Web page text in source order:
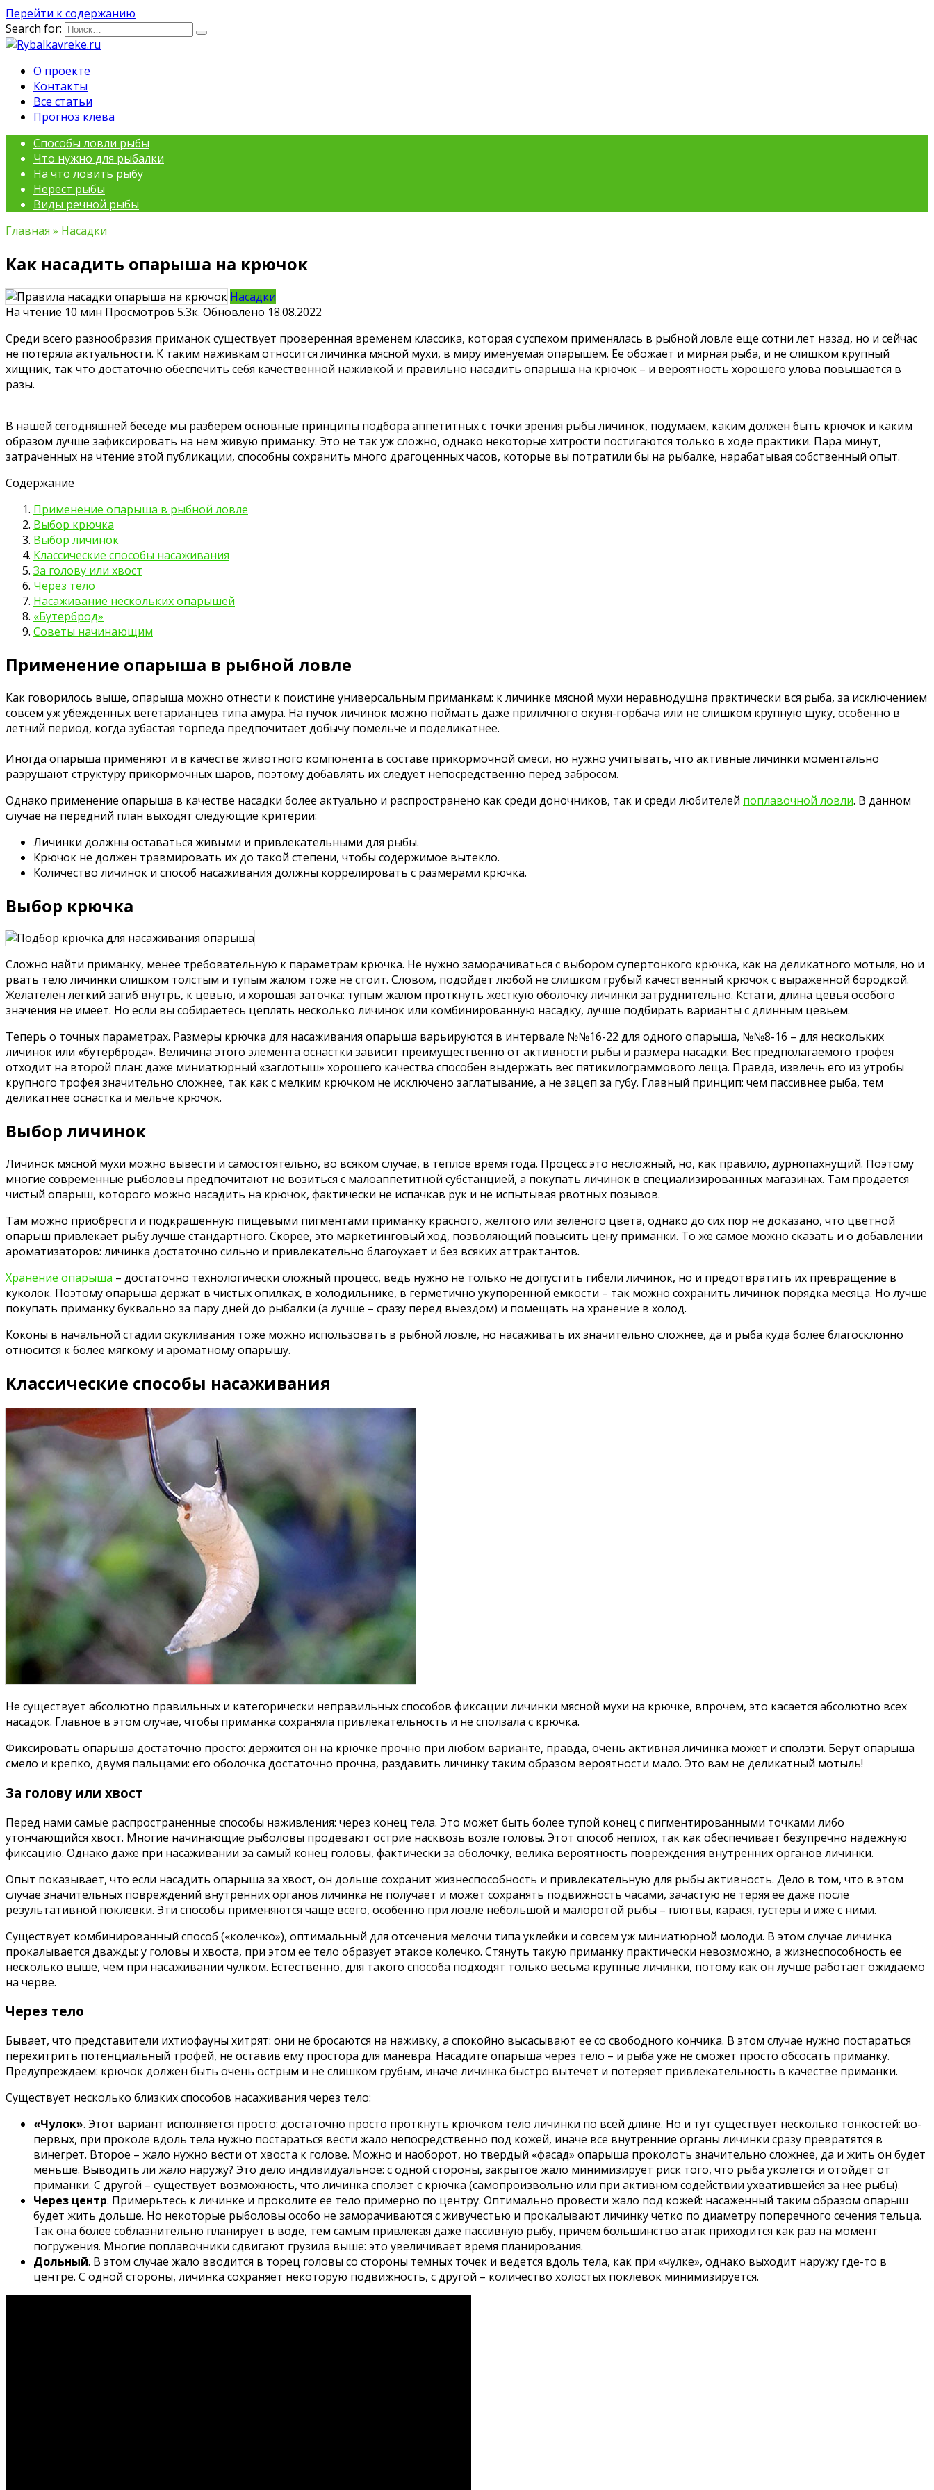
Перейти к содержанию
Search for:
О проекте
Контакты
Все статьи
Прогноз клева
Способы ловли рыбы
Что нужно для рыбалки
На что ловить рыбу
Нерест рыбы
Виды речной рыбы
Главная » Насадки
Как насадить опарыша на крючок
Насадки
На чтение 10 мин Просмотров 5.3к. Обновлено 18.08.2022
Среди всего разнообразия приманок существует проверенная временем классика, которая с успехом применялась в рыбной ловле еще сотни лет назад, но и сейчас
не потеряла актуальности. К таким наживкам относится личинка мясной мухи, в миру именуемая опарышем. Ее обожает и мирная рыба, и не слишком крупный
хищник, так что достаточно обеспечить себя качественной наживкой и правильно насадить опарыша на крючок – и вероятность хорошего улова повышается в
разы.
В нашей сегодняшней беседе мы разберем основные принципы подбора аппетитных с точки зрения рыбы личинок, подумаем, каким должен быть крючок и каким
образом лучше зафиксировать на нем живую приманку. Это не так уж сложно, однако некоторые хитрости постигаются только в ходе практики. Пара минут,
затраченных на чтение этой публикации, способны сохранить много драгоценных часов, которые вы потратили бы на рыбалке, нарабатывая собственный опыт.
Содержание
Применение опарыша в рыбной ловле
Выбор крючка
Выбор личинок
Классические способы насаживания
За голову или хвост
Через тело
Насаживание нескольких опарышей
«Бутерброд»
Советы начинающим
Применение опарыша в рыбной ловле
Как говорилось выше, опарыша можно отнести к поистине универсальным приманкам: к личинке мясной мухи неравнодушна практически вся рыба, за исключением
совсем уж убежденных вегетарианцев типа амура. На пучок личинок можно поймать даже приличного окуня-горбача или не слишком крупную щуку, особенно в
летний период, когда зубастая торпеда предпочитает добычу помельче и поделикатнее.
Иногда опарыша применяют и в качестве животного компонента в составе прикормочной смеси, но нужно учитывать, что активные личинки моментально
разрушают структуру прикормочных шаров, поэтому добавлять их следует непосредственно перед забросом.
Однако применение опарыша в качестве насадки более актуально и распространено как среди доночников, так и среди любителей поплавочной ловли. В данном
случае на передний план выходят следующие критерии:
Личинки должны оставаться живыми и привлекательными для рыбы.
Крючок не должен травмировать их до такой степени, чтобы содержимое вытекло.
Количество личинок и способ насаживания должны коррелировать с размерами крючка.
Выбор крючка
Сложно найти приманку, менее требовательную к параметрам крючка. Не нужно заморачиваться с выбором супертонкого крючка, как на деликатного мотыля, но и
рвать тело личинки слишком толстым и тупым жалом тоже не стоит. Словом, подойдет любой не слишком грубый качественный крючок с выраженной бородкой.
Желателен легкий загиб внутрь, к цевью, и хорошая заточка: тупым жалом проткнуть жесткую оболочку личинки затруднительно. Кстати, длина цевья особого
значения не имеет. Но если вы собираетесь цеплять несколько личинок или комбинированную насадку, лучше подбирать варианты с длинным цевьем.
Теперь о точных параметрах. Размеры крючка для насаживания опарыша варьируются в интервале №№16-22 для одного опарыша, №№8-16 – для нескольких
личинок или «бутерброда». Величина этого элемента оснастки зависит преимущественно от активности рыбы и размера насадки. Вес предполагаемого трофея
отходит на второй план: даже миниатюрный «заглотыш» хорошего качества способен выдержать вес пятикилограммового леща. Правда, извлечь его из утробы
крупного трофея значительно сложнее, так как с мелким крючком не исключено заглатывание, а не зацеп за губу. Главный принцип: чем пассивнее рыба, тем
деликатнее оснастка и мельче крючок.
Выбор личинок
Личинок мясной мухи можно вывести и самостоятельно, во всяком случае, в теплое время года. Процесс это несложный, но, как правило, дурнопахнущий. Поэтому
многие современные рыболовы предпочитают не возиться с малоаппетитной субстанцией, а покупать личинок в специализированных магазинах. Там продается
чистый опарыш, которого можно насадить на крючок, фактически не испачкав рук и не испытывая рвотных позывов.
Там можно приобрести и подкрашенную пищевыми пигментами приманку красного, желтого или зеленого цвета, однако до сих пор не доказано, что цветной
опарыш привлекает рыбу лучше стандартного. Скорее, это маркетинговый ход, позволяющий повысить цену приманки. То же самое можно сказать и о добавлении
ароматизаторов: личинка достаточно сильно и привлекательно благоухает и без всяких аттрактантов.
Хранение опарыша – достаточно технологически сложный процесс, ведь нужно не только не допустить гибели личинок, но и предотвратить их превращение в
куколок. Поэтому опарыша держат в чистых опилках, в холодильнике, в герметично укупоренной емкости – так можно сохранить личинок порядка месяца. Но лучше
покупать приманку буквально за пару дней до рыбалки (а лучше – сразу перед выездом) и помещать на хранение в холод.
Коконы в начальной стадии окукливания тоже можно использовать в рыбной ловле, но насаживать их значительно сложнее, да и рыба куда более благосклонно
относится к более мягкому и ароматному опарышу.
Классические способы насаживания
Не существует абсолютно правильных и категорически неправильных способов фиксации личинки мясной мухи на крючке, впрочем, это касается абсолютно всех
насадок. Главное в этом случае, чтобы приманка сохраняла привлекательность и не сползала с крючка.
Фиксировать опарыша достаточно просто: держится он на крючке прочно при любом варианте, правда, очень активная личинка может и сползти. Берут опарыша
смело и крепко, двумя пальцами: его оболочка достаточно прочна, раздавить личинку таким образом вероятности мало. Это вам не деликатный мотыль!
За голову или хвост
Перед нами самые распространенные способы наживления: через конец тела. Это может быть более тупой конец с пигментированными точками либо
утончающийся хвост. Многие начинающие рыболовы продевают острие насквозь возле головы. Этот способ неплох, так как обеспечивает безупречно надежную
фиксацию. Однако даже при насаживании за самый конец головы, фактически за оболочку, велика вероятность повреждения внутренних органов личинки.
Опыт показывает, что если насадить опарыша за хвост, он дольше сохранит жизнеспособность и привлекательную для рыбы активность. Дело в том, что в этом
случае значительных повреждений внутренних органов личинка не получает и может сохранять подвижность часами, зачастую не теряя ее даже после
результативной поклевки. Эти способы применяются чаще всего, особенно при ловле небольшой и малоротой рыбы – плотвы, карася, густеры и иже с ними.
Существует комбинированный способ («колечко»), оптимальный для отсечения мелочи типа уклейки и совсем уж миниатюрной молоди. В этом случае личинка
прокалывается дважды: у головы и хвоста, при этом ее тело образует этакое колечко. Стянуть такую приманку практически невозможно, а жизнеспособность ее
несколько выше, чем при насаживании чулком. Естественно, для такого способа подходят только весьма крупные личинки, потому как он лучше работает ожидаемо
на черве.
Через тело
Бывает, что представители ихтиофауны хитрят: они не бросаются на наживку, а спокойно высасывают ее со свободного кончика. В этом случае нужно постараться
перехитрить потенциальный трофей, не оставив ему простора для маневра. Насадите опарыша через тело – и рыба уже не сможет просто обсосать приманку.
Предупреждаем: крючок должен быть очень острым и не слишком грубым, иначе личинка быстро вытечет и потеряет привлекательность в качестве приманки.
Существует несколько близких способов насаживания через тело:
«Чулок». Этот вариант исполняется просто: достаточно просто проткнуть крючком тело личинки по всей длине. Но и тут существует несколько тонкостей: во-
первых, при проколе вдоль тела нужно постараться вести жало непосредственно под кожей, иначе все внутренние органы личинки сразу превратятся в
винегрет. Второе – жало нужно вести от хвоста к голове. Можно и наоборот, но твердый «фасад» опарыша проколоть значительно сложнее, да и жить он будет
меньше. Выводить ли жало наружу? Это дело индивидуальное: с одной стороны, закрытое жало минимизирует риск того, что рыба уколется и отойдет от
приманки. С другой – существует возможность, что личинка сползет с крючка (самопроизвольно или при активном содействии ухватившейся за нее рыбы).
Через центр. Примерьтесь к личинке и проколите ее тело примерно по центру. Оптимально провести жало под кожей: насаженный таким образом опарыш
будет жить дольше. Но некоторые рыболовы особо не заморачиваются с живучестью и прокалывают личинку четко по диаметру поперечного сечения тельца.
Так она более соблазнительно планирует в воде, тем самым привлекая даже пассивную рыбу, причем большинство атак приходится как раз на момент
погружения. Многие поплавочники сдвигают грузила выше: это увеличивает время планирования.
Дольный. В этом случае жало вводится в торец головы со стороны темных точек и ведется вдоль тела, как при «чулке», однако выходит наружу где-то в
центре. С одной стороны, личинка сохраняет некоторую подвижность, с другой – количество холостых поклевок минимизируется.